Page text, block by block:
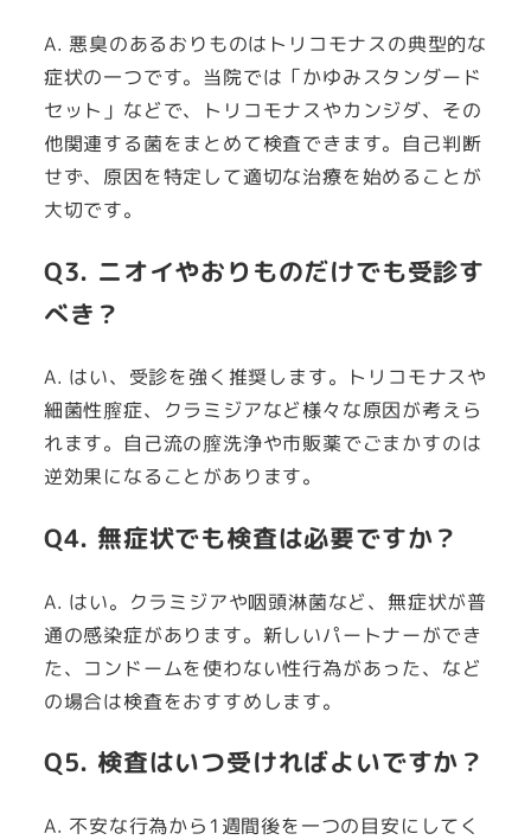
A. 悪臭のあるおりものはトリコモナスの典型的な
症状の一つです。当院では「かゆみスタンダード
セット」などで、トリコモナスやカンジダ、その
他関連する菌をまとめて検査できます。自己判断
せず、原因を特定して適切な治療を始めることが
大切です。
Q3. ニオイやおりものだけでも受診す
べき？
A. はい、受診を強く推奨します。トリコモナスや
細菌性膣症、クラミジアなど様々な原因が考えら
れます。自己流の膣洗浄や市販薬でごまかすのは
逆効果になることがあります。
Q4. 無症状でも検査は必要ですか？
A. はい。クラミジアや咽頭淋菌など、無症状が普
通の感染症があります。新しいパートナーができ
た、コンドームを使わない性行為があった、など
の場合は検査をおすすめします。
Q5. 検査はいつ受ければよいですか？
A. 不安な行為から1週間後を一つの目安にしてく